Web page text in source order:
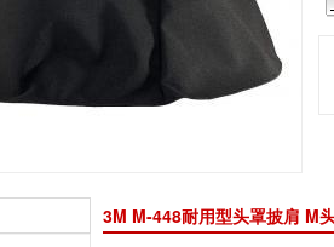
3M M-448耐用型头罩披肩 M